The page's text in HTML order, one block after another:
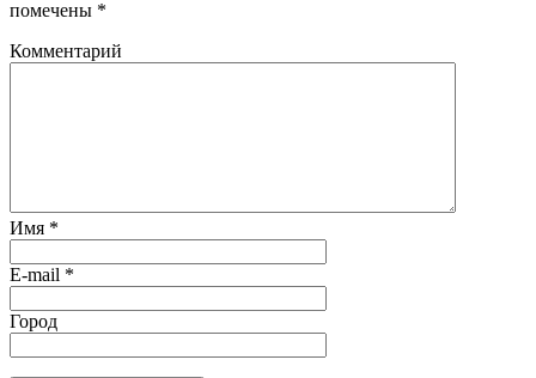
помечены *
Комментарий
Имя *
E-mail *
Город